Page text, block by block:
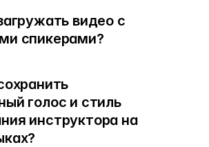
видео с
спикерами?
голос и стиль
инструктора на